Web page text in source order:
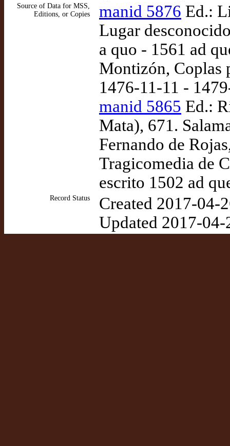
Source of Data for MSS,
Editions, or Copies
manid 5876 Ed.:
Lugar
a quo - 1561 ad
Montizón, Coplas
1476-11-11 -
manid 5865 Ed.:
Mata), 671.
Fernando de
Tragicomedia de
escrito 1502 ad
Record Status
Created 2017-04-
Updated 2017-04-